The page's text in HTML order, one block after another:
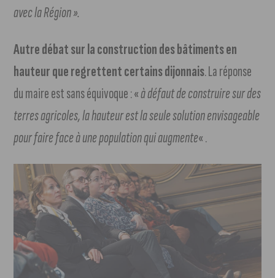
avec la Région ».
Autre débat sur la construction des bâtiments en
hauteur que regrettent certains dijonnais. La réponse
du maire est sans équivoque : «à défaut de construire sur des
terres agricoles, la hauteur est la seule solution envisageable
pour faire face à une population qui augmente« .